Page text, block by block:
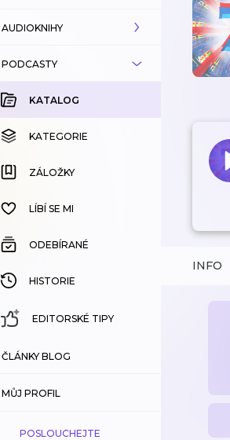
AUDIOKNIHY
KATALOG
KOUPENÉ
KATEGORIE
ZÁLOŽKY
HISTORIE
PODCASTY
KATALOG
KATEGORIE
ZÁLOŽKY
LÍBÍ SE MI
ODEBÍRANÉ
HISTORIE
EDITORSKÉ TIPY
ČLÁNKY BLOG
MŮJ PROFIL
POSLOUCHEJTE
INFO